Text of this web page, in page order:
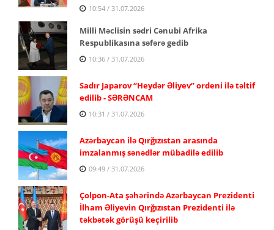
10:54 / 31.07.2026
Milli Məclisin sədri Cənubi Afrika
Respublikasına səfərə gedib
10:36 / 31.07.2026
Sadır Japarov “Heydər Əliyev” ordeni ilə təltif
edilib - SƏRƏNCAM
10:31 / 31.07.2026
Azərbaycan ilə Qırğızıstan arasında
imzalanmış sənədlər mübadilə edilib
09:49 / 31.07.2026
Çolpon-Ata şəhərində Azərbaycan Prezidenti
İlham Əliyevin Qırğızıstan Prezidenti ilə
təkbətək görüşü keçirilib